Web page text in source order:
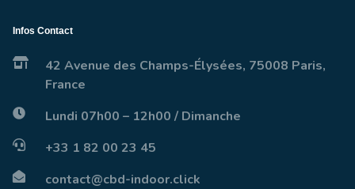
Infos Contact
42 Avenue des Champs-Élysées, 75008 Paris,
France
Lundi 07h00 – 12h00 / Dimanche
+33 1 82 00 23 45
contact@cbd-indoor.click